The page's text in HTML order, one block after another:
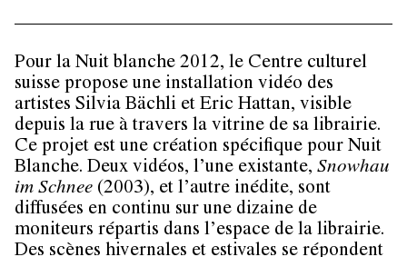
Pour la Nuit blanche 2012, le Centre culturel
suisse propose une installation vidéo des
artistes Silvia Bächli et Eric Hattan, visible
depuis la rue à travers la vitrine de sa librairie.
Ce projet est une création spécifique pour Nuit
Blanche. Deux vidéos, l’une existante, Snowhau
im Schnee (2003), et l’autre inédite, sont
diffusées en continu sur une dizaine de
moniteurs répartis dans l’espace de la librairie.
Des scènes hivernales et estivales se répondent